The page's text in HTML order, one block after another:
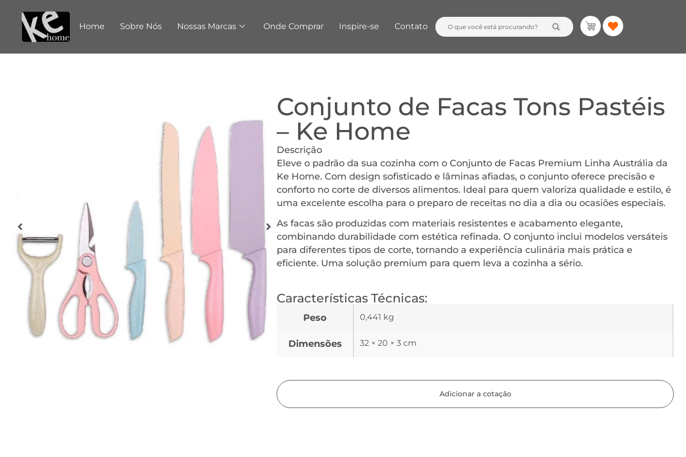
Home Sobre Nós Nossas Marcas Onde Comprar Inspire-se Contato
Conjunto de Facas Tons Pastéis
– Ke Home
Descrição
Eleve o padrão da sua cozinha com o Conjunto de Facas Premium Linha Austrália da
Ke Home. Com design sofisticado e lâminas afiadas, o conjunto oferece precisão e
conforto no corte de diversos alimentos. Ideal para quem valoriza qualidade e estilo, é
uma excelente escolha para o preparo de receitas no dia a dia ou ocasiões especiais.
As facas são produzidas com materiais resistentes e acabamento elegante,
combinando durabilidade com estética refinada. O conjunto inclui modelos versáteis
para diferentes tipos de corte, tornando a experiência culinária mais prática e
eficiente. Uma solução premium para quem leva a cozinha a sério.
Características Técnicas:
Peso 0,441 kg
Dimensões 32 × 20 × 3 cm
Adicionar a cotação